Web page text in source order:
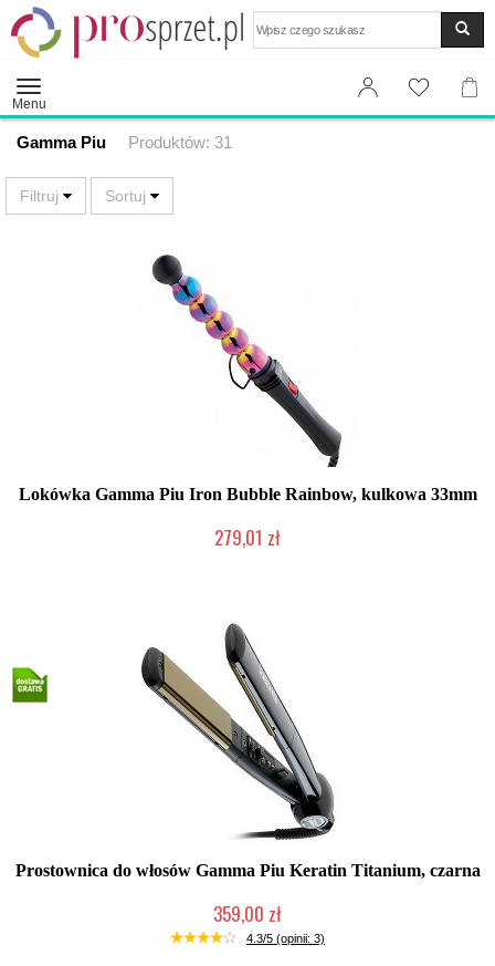
Menu
Gamma Piu Produktów: 31
Lokówka Gamma Piu Iron Bubble Rainbow, kulkowa 33mm
279,01 zł
Prostownica do włosów Gamma Piu Keratin Titanium, czarna
359,00 zł
2-5 dni roboczych
4.3/5 (opinii: 3)